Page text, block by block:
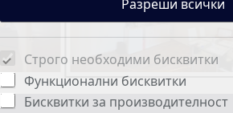
Строго необходими бисквитки
Функционални бисквитки
Бисквитки за производителност